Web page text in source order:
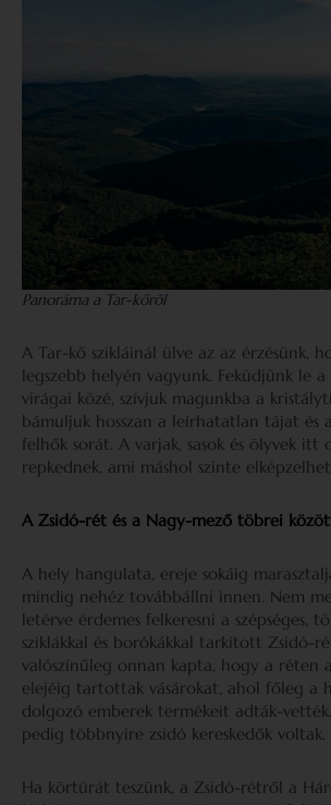
Panoráma a Tar-kőről
A Tar-kő szikláinál ülve az az érzésünk,
legszebb helyén vagyunk. Feküdjünk le
virágai közé, szívjuk magunkba a
bámuljuk hosszan a leírhatatlan tájat és
felhők sorát. A varjak, sasok és ölyvek itt
repkednek, ami máshol szinte
A Zsidó-rét és a Nagy-mező töbrei
A hely hangulata, ereje sokáig
mindig nehéz továbbállni innen. Nem
letérve érdemes felkeresni a szépséges,
sziklákkal és borókákkal tarkított Zsidó-
valószínűleg onnan kapta, hogy a réten
elejéig tartottak vásárokat, ahol főleg a
dolgozó emberek termékeit adták-
pedig többnyire zsidó kereskedők voltak.
Ha körtúrát teszünk, a Zsidó-rétről a